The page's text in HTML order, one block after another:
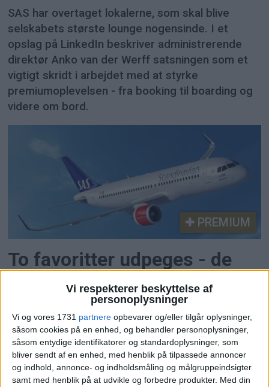
Vi respekterer beskyttelse af
personoplysninger
Vi og vores 1731 partnere opbevarer og/eller tilgår oplysninger,
såsom cookies på en enhed, og behandler personoplysninger,
såsom entydige identifikatorer og standardoplysninger, som
bliver sendt af en enhed, med henblik på tilpassede annoncer
og indhold, annonce- og indholdsmåling og målgruppeindsigter
samt med henblik på at udvikle og forbedre produkter. Med din
SAS har overtaget lokalerne, som skal blive
selskabets største lounge nogensinde. I et
opslag på LinkedIn beskriver administrerende
direktør Anko van der Werff satsningen som et
vigtigt skridt i arbejdet med at styrke
premiumoplevelsen - fra booking til boarding og
videre om bord.
PREMIUM
To favoritter udpeges - de
kan overtage SAS efter Anko
SAS står over for et af sine vigtigste strategiske
valg i mange år. Når Anko van der Werff forlader
posten som administrerende direktør ved
årsskiftet, skal bestyrelsen ikke kun udpege en
ny koncernchef - men også sætte kursen for